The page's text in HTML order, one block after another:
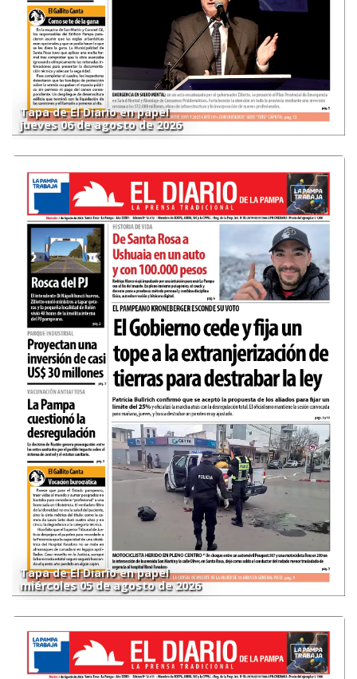
Tapa de El Diario en papel
jueves 06 de agosto de 2026
Tapa de El Diario en papel
miércoles 05 de agosto de 2026